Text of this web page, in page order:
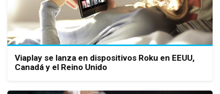
Viaplay se lanza en dispositivos Roku en EEUU,
Canadá y el Reino Unido